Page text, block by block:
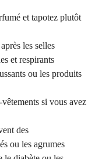
et tapotez plutôt
les selles
et respirants
ou les produits
si vous avez
des
ou les agrumes